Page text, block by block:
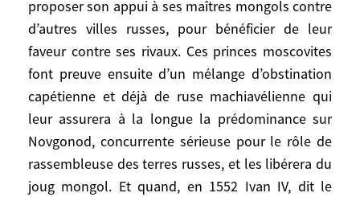
proposer son appui à ses maîtres mongols contre
d’autres villes russes, pour bénéficier de leur
faveur contre ses rivaux. Ces princes moscovites
font preuve ensuite d’un mélange d’obstination
capétienne et déjà de ruse machiavélienne qui
leur assurera à la longue la prédominance sur
Novgonod, concurrente sérieuse pour le rôle de
rassembleuse des terres russes, et les libérera du
joug mongol. Et quand, en 1552 Ivan IV, dit le
débute en 1327 quand Ivan Kalita, Prince
de Moscou ose proposer son appui à ses
maîtres mongols contre d’autres villes
russes, pour bénéficier de leur faveur
contre ses rivaux. Ces princes moscovites
font preuve ensuite d’un mélange
d’obstination capétienne et déjà de ruse
machiavélienne qui leur assurera à la
longue la prédominance sur Novgonod,